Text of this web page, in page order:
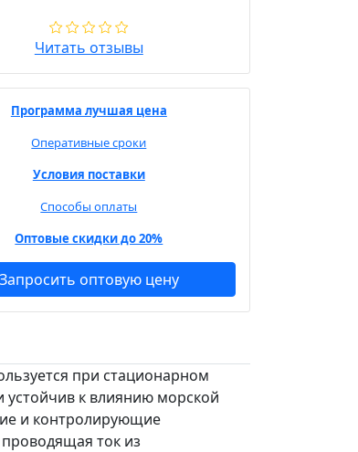
Читать отзывы
Программа лучшая цена
Оперативные сроки
Условия поставки
Способы оплаты
Оптовые скидки до 20%
Запросить оптовую цену
при стационарном
к влиянию морской
и контролирующие
ток из